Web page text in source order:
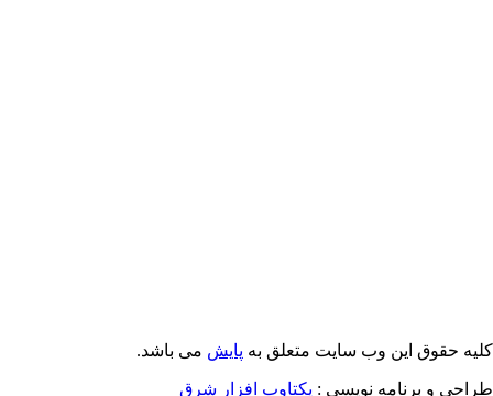
حقوق این وب سایت متعلق بهپایشمی باشد.
و برنامه نویسی : یکتاوب افزار شرق